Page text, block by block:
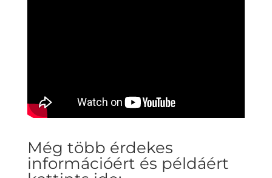
Még több érdekes
információért és példáért